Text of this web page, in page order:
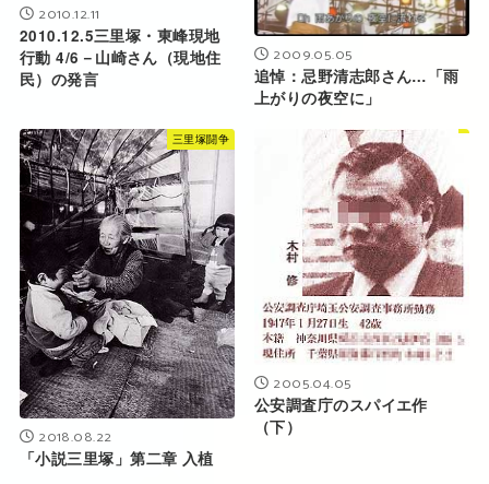
2010.12.11
2010.12.5三里塚・東峰現地
行動 4/6－山崎さん（現地住
民）の発言
2009.05.05
追悼：忌野清志郎さん…「雨
上がりの夜空に」
三里塚闘争
2018.08.22
「小説三里塚」第二章 入植
2005.04.05
公安調査庁のスパイエ作
（下）